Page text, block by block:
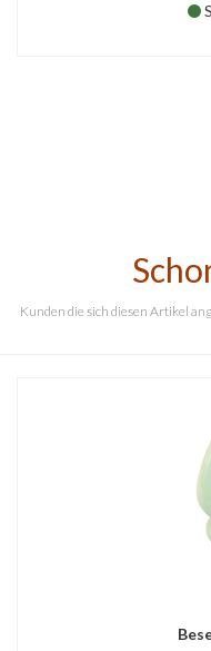
Kunden die sich diesen Artikel